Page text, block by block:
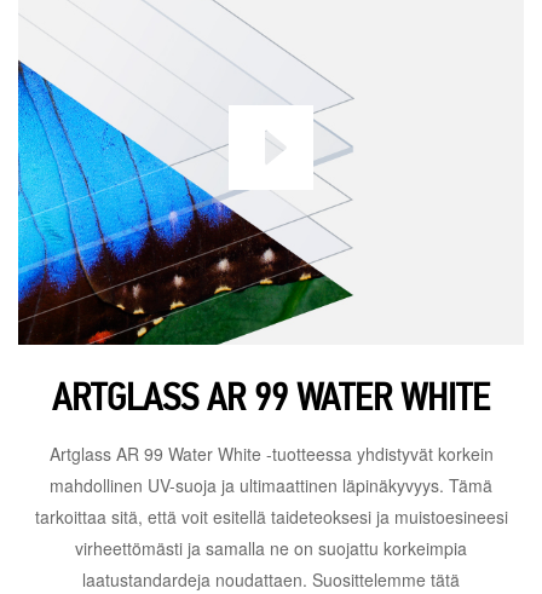
ARTGLASS AR 99 WATER WHITE
Artglass AR 99 Water White -tuotteessa yhdistyvät korkein
mahdollinen UV-suoja ja ultimaattinen läpinäkyvyys. Tämä
tarkoittaa sitä, että voit esitellä taideteoksesi ja muistoesineesi
virheettömästi ja samalla ne on suojattu korkeimpia
laatustandardeja noudattaen. Suosittelemme tätä